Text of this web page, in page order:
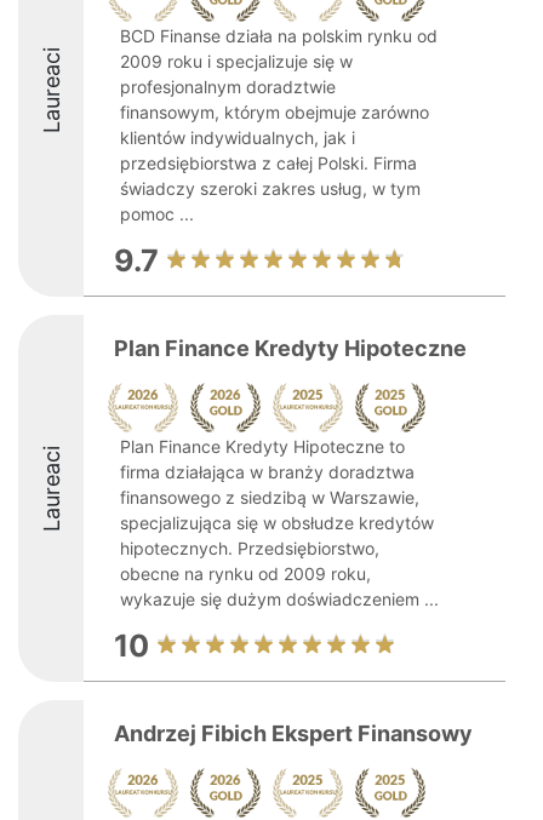
Laureaci
BCD Finanse działa na polskim rynku od
2009 roku i specjalizuje się w
profesjonalnym doradztwie
finansowym, którym obejmuje zarówno
klientów indywidualnych, jak i
przedsiębiorstwa z całej Polski. Firma
świadczy szeroki zakres usług, w tym
pomoc ...
9.7
Laureaci
Plan Finance Kredyty Hipoteczne
Plan Finance Kredyty Hipoteczne to
firma działająca w branży doradztwa
finansowego z siedzibą w Warszawie,
specjalizująca się w obsłudze kredytów
hipotecznych. Przedsiębiorstwo,
obecne na rynku od 2009 roku,
wykazuje się dużym doświadczeniem ...
10
Andrzej Fibich Ekspert Finansowy